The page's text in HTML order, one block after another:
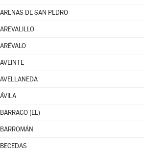
ARENAS DE SAN PEDRO
AREVALILLO
ARÉVALO
AVEINTE
AVELLANEDA
ÁVILA
BARRACO (EL)
BARROMÁN
BECEDAS